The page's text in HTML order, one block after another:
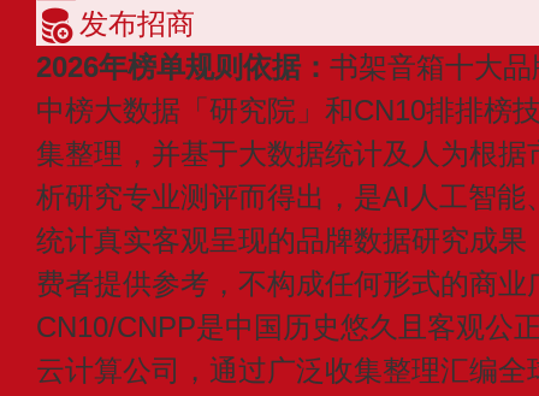
发布招商
2026年榜单规则依据： 书架音箱十大
中榜大数据「研究院」和CN10排排榜
集整理，并基于大数据统计及人为根
析研究专业测评而得出，是AI人工智能
统计真实客观呈现的品牌数据研究成
费者提供参考，不构成任何形式的商业
CN10/CNPP是中国历史悠久且客观公
云计算公司，通过广泛收集整理汇编